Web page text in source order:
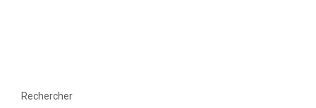
Rechercher